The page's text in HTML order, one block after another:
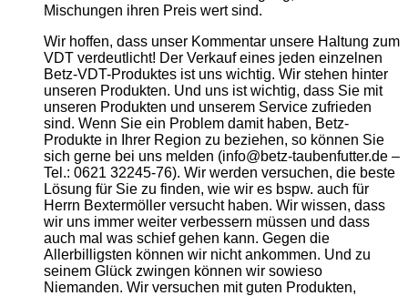
Mischungen ihren Preis wert sind.
Wir hoffen, dass unser Kommentar unsere Haltung zum
VDT verdeutlicht! Der Verkauf eines jeden einzelnen
Betz-VDT-Produktes ist uns wichtig. Wir stehen hinter
unseren Produkten. Und uns ist wichtig, dass Sie mit
unseren Produkten und unserem Service zufrieden
sind. Wenn Sie ein Problem damit haben, Betz-
Produkte in Ihrer Region zu beziehen, so können Sie
sich gerne bei uns melden (info@betz-taubenfutter.de –
Tel.: 0621 32245-76). Wir werden versuchen, die beste
Lösung für Sie zu finden, wie wir es bspw. auch für
Herrn Bextermöller versucht haben. Wir wissen, dass
wir uns immer weiter verbessern müssen und dass
auch mal was schief gehen kann. Gegen die
Allerbilligsten können wir nicht ankommen. Und zu
seinem Glück zwingen können wir sowieso
Niemanden. Wir versuchen mit guten Produkten,